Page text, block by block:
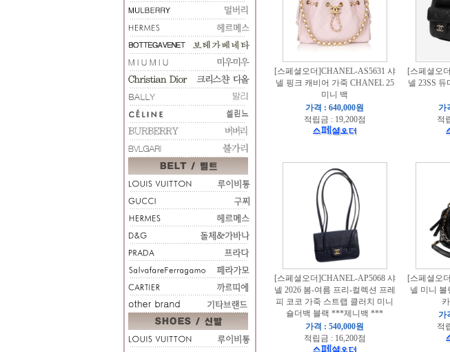
[스페셜오더]CHANEL-AS5631 샤
넬 핑크 캐비어 가죽 CHANEL 25
미니 백
가격 : 640,000원
적립금 : 19,200점
[스페셜오
넬 23SS
가
적
[스페셜오더]CHANEL-AP5068 샤
넬 2026 봄-여름 프리-컬렉션 프레
피 코코 가죽 스트랩 클러치 미니
숄더백 블랙 ***제니백 ***
가격 : 540,000원
적립금 : 16,200점
[스페셜오
넬 미니 볼
가
적